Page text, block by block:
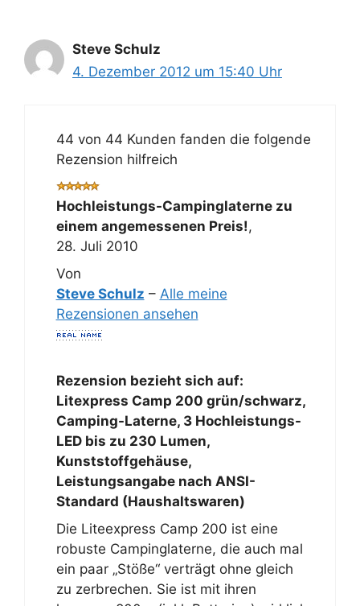
Steve Schulz
4. Dezember 2012 um 15:40 Uhr
44 von 44 Kunden fanden die folgende
Rezension hilfreich
Hochleistungs-Campinglaterne zu
einem angemessenen Preis!,
28. Juli 2010
Von
Steve Schulz – Alle meine
Rezensionen ansehen
Rezension bezieht sich auf:
Litexpress Camp 200 grün/schwarz,
Camping-Laterne, 3 Hochleistungs-
LED bis zu 230 Lumen,
Kunststoffgehäuse,
Leistungsangabe nach ANSI-
Standard (Haushaltswaren)
Die Liteexpress Camp 200 ist eine
robuste Campinglaterne, die auch mal
ein paar „Stöße“ verträgt ohne gleich
zu zerbrechen. Sie ist mit ihren